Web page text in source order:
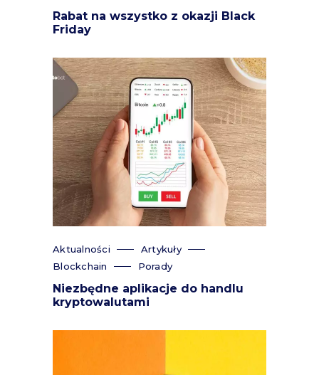
Rabat na wszystko z okazji Black
Friday
Aktualności
Artykuły
Blockchain
Porady
Niezbędne aplikacje do handlu
kryptowalutami